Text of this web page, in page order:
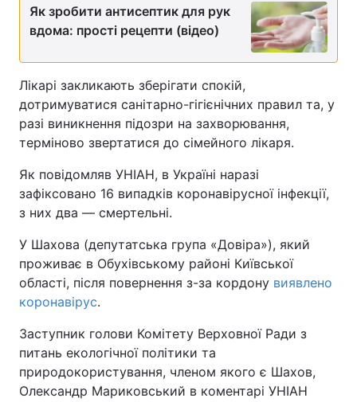
Як зробити антисептик для рук
вдома: прості рецепти (відео)
Лікарі закликають зберігати спокій,
дотримуватися санітарно-гігієнічних правил та, у
разі виникнення підозри на захворювання,
терміново звертатися до сімейного лікаря.
Як повідомляв УНІАН, в Україні наразі
зафіксовано 16 випадків коронавірусної інфекції,
з них два — смертельні.
У Шахова (депутатська група «Довіра»), який
проживає в Обухівському районі Київської
області, після повернення з-за кордону виявлено
коронавірус.
Заступник голови Комітету Верховної Ради з
питань екологічної політики та
природокористування, членом якого є Шахов,
Олександр Мариковський в коментарі УНІАН